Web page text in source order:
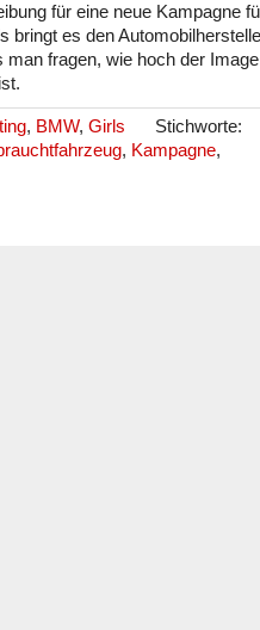
für eine neue Kampagne
bringt es den
fragen, wie hoch der Image
, BMW, Girls
Stichworte:
, Kampagne,